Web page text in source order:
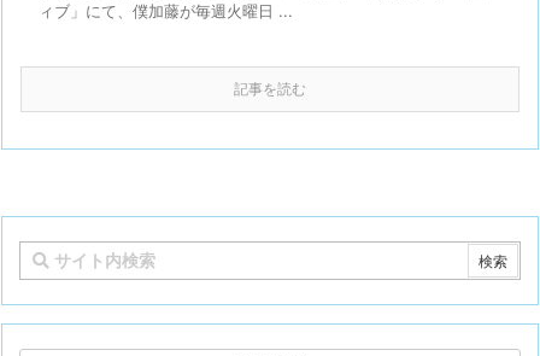
ィブ」にて、僕加藤が毎週火曜日 ...
記事を読む